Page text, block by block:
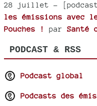
28 juillet -
les émissions avec
Pouches !
par Santé
PODCAST & RSS
Podcast global
Podcasts des